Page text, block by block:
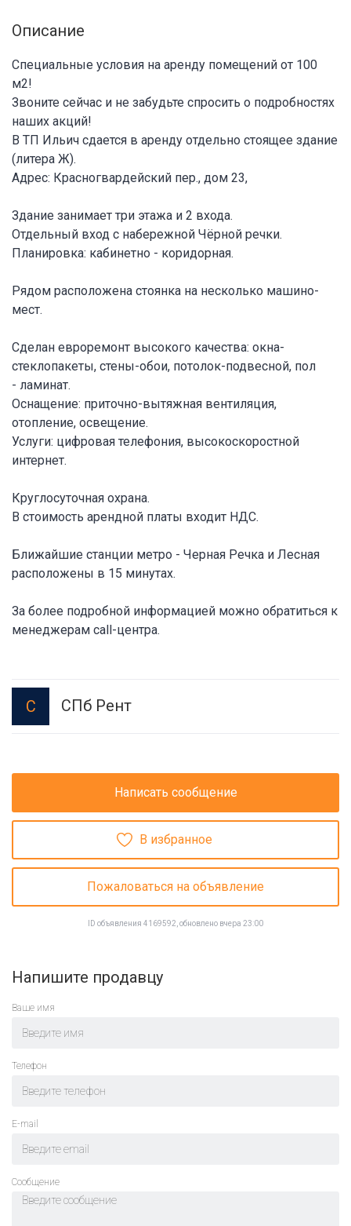
Описание
Специальные условия на аренду помещений от 100
м2!
Звоните сейчас и не забудьте спросить о подробностях
наших акций!
В ТП Ильич сдается в аренду отдельно стоящее здание
(литера Ж).
Адрес: Красногвардейский пер., дом 23,
Здание занимает три этажа и 2 входа.
Отдельный вход с набережной Чёрной речки.
Планировка: кабинетно - коридорная.
Рядом расположена стоянка на несколько машино-
мест.
Сделан евроремонт высокого качества: окна-
стеклопакеты, стены-обои, потолок-подвесной, пол
- ламинат.
Оснащение: приточно-вытяжная вентиляция,
отопление, освещение.
Услуги: цифровая телефония, высокоскоростной
интернет.
Круглосуточная охрана.
В стоимость арендной платы входит НДС.
Ближайшие станции метро - Черная Речка и Лесная
расположены в 15 минутах.
За более подробной информацией можно обратиться к
менеджерам call-центра.
С СПб Рент
Написать сообщение
В избранное
Пожаловаться на объявление
ID объявления 4169592, обновлено вчера 23:00
Напишите продавцу
Ваше имя
Телефон
E-mail
Cообщение